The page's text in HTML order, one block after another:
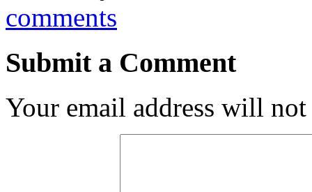
comments
Submit a Comment
Your email address will